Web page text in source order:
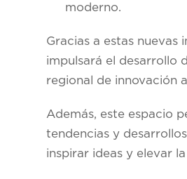
moderno.
Gracias a estas nuevas
impulsará el desarrollo
regional de innovación
Además, este espacio
tendencias y
inspirar ideas y elevar